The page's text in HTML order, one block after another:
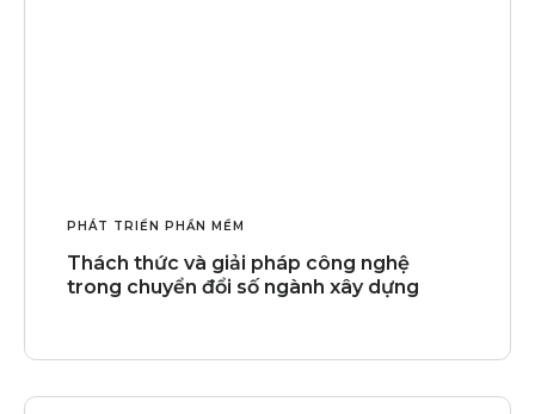
PHÁT TRIỂN PHẦN MỀM
Thách thức và giải pháp công nghệ
trong chuyển đổi số ngành xây dựng